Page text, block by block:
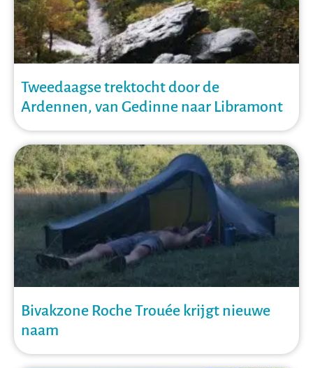
Tweedaagse trektocht door de
Ardennen, van Gedinne naar Libramont
Bivakzone Roche Trouée krijgt nieuwe
naam